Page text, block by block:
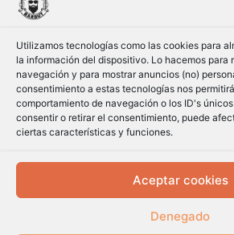
Utilizamos tecnologías como las cookies para
la información del dispositivo. Lo hacemos para
navegación y para mostrar anuncios (no)
consentimiento a estas tecnologías nos
comportamiento de navegación o los ID's
consentir o retirar el consentimiento, puede
ciertas características y funciones.
Aceptar cookies
Denegado